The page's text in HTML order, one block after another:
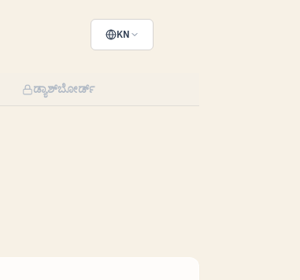
KN
ಡ್ಯಾಶ್‌ಬೋರ್ಡ್